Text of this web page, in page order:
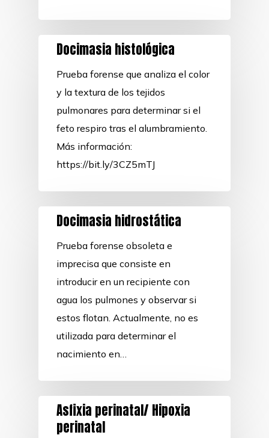
Docimasia histológica
Prueba forense que analiza el color
y la textura de los tejidos
pulmonares para determinar si el
feto respiro tras el alumbramiento.
Más información:
https://bit.ly/3CZ5mTJ
Docimasia hidrostática
Prueba forense obsoleta e
imprecisa que consiste en
introducir en un recipiente con
agua los pulmones y observar si
estos flotan. Actualmente, no es
utilizada para determinar el
nacimiento en…
Asfixia perinatal/ Hipoxia
perinatal